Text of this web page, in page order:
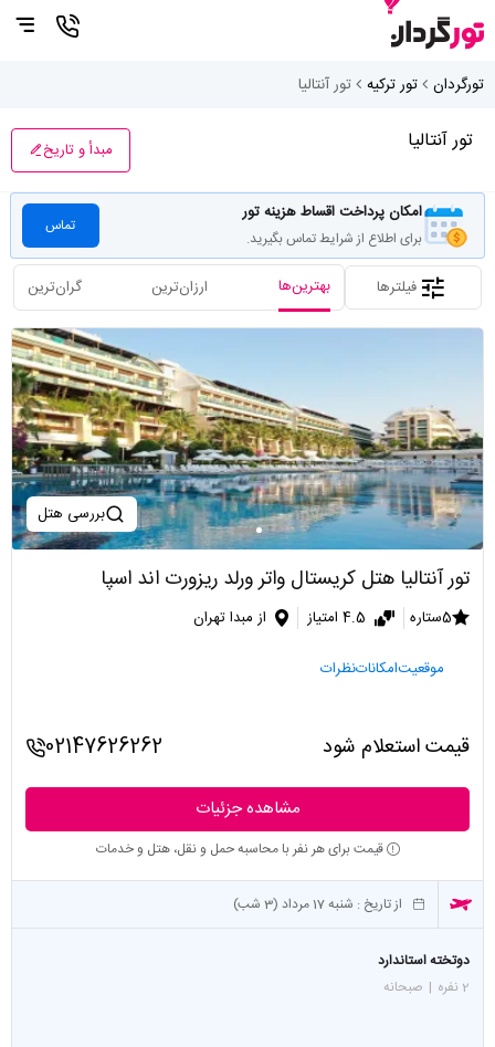
تورگردان تور ترکیه تور آنتالیا
تور آنتالیا مبدأ و تاریخ
امکان پرداخت اقساط هزینه تور
برای اطلاع از شرایط تماس بگیرید.
تماس
فیلترها بهترین‌ها ارزان‌ترین گران‌ترین
بررسی هتل
تور آنتالیا هتل کریستال واتر ورلد ریزورت اند اسپا
5ستاره 4.5 امتیاز از مبدا تهران
موقعیتامکاناتنظرات
قیمت استعلام شود 02147626262
مشاهده جزئیات
قیمت برای هر نفر با محاسبه حمل و نقل، هتل و خدمات
از تاریخ : شنبه 17 مرداد (3 شب)
دوتخته استاندارد
2 نفره
| صبحانه